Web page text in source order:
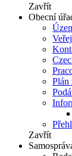
Zavřít
Obecní
Plán
Zavřít